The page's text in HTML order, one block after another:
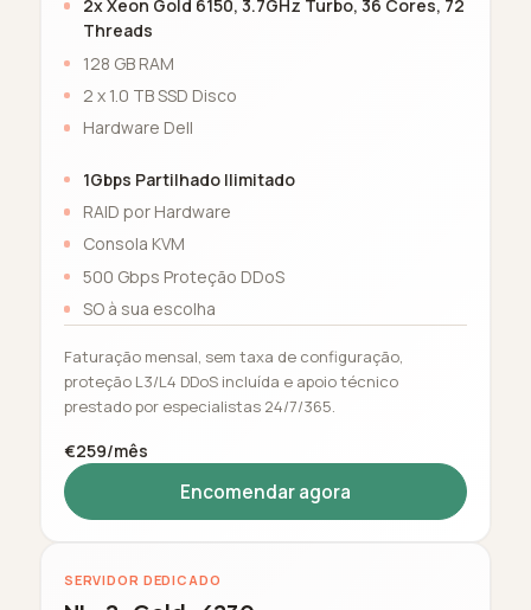
2x Xeon Gold 6150, 3.7GHz Turbo, 36 Cores, 72
Threads
128 GB RAM
2 x 1.0 TB SSD Disco
Hardware Dell
1Gbps Partilhado Ilimitado
RAID por Hardware
Consola KVM
500 Gbps Proteção DDoS
SO à sua escolha
Faturação mensal, sem taxa de configuração,
proteção L3/L4 DDoS incluída e apoio técnico
prestado por especialistas 24/7/365.
€259/mês
Encomendar agora
SERVIDOR DEDICADO